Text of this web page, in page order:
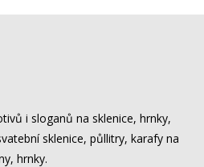
i sloganů na sklenice, hrnky,
sklenice, půllitry, karafy na
hrnky.